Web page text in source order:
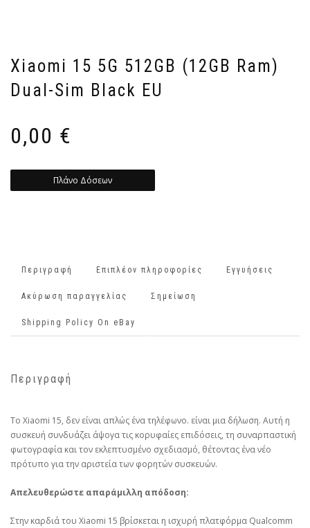
Xiaomi 15 5G 512GB (12GB Ram)
Dual-Sim Black EU
0,00 €
Πλάνο Δόσεων
Περιγραφή Επιπλέον πληροφορίες Εγγυήσεις
Ακύρωση παραγγελίας Σημείωση
Shipping Policy On eBay
Περιγραφή
Το Xiaomi 15, δεν είναι απλώς ένα τηλέφωνο. είναι μια δήλωση. Αυτή η
συσκευή συνδυάζει άψογα τις κορυφαίες επιδόσεις, τη συναρπαστική
φωτογραφία και τον εκλεπτυσμένο σχεδιασμό, θέτοντας ένα νέο
πρότυπο για την αριστεία των φορητών συσκευών.
Απελευθερώστε απαράμιλλη απόδοση:
Στην καρδιά του Xiaomi 15 βρίσκεται η ισχυρή πλατφόρμα Qualcomm